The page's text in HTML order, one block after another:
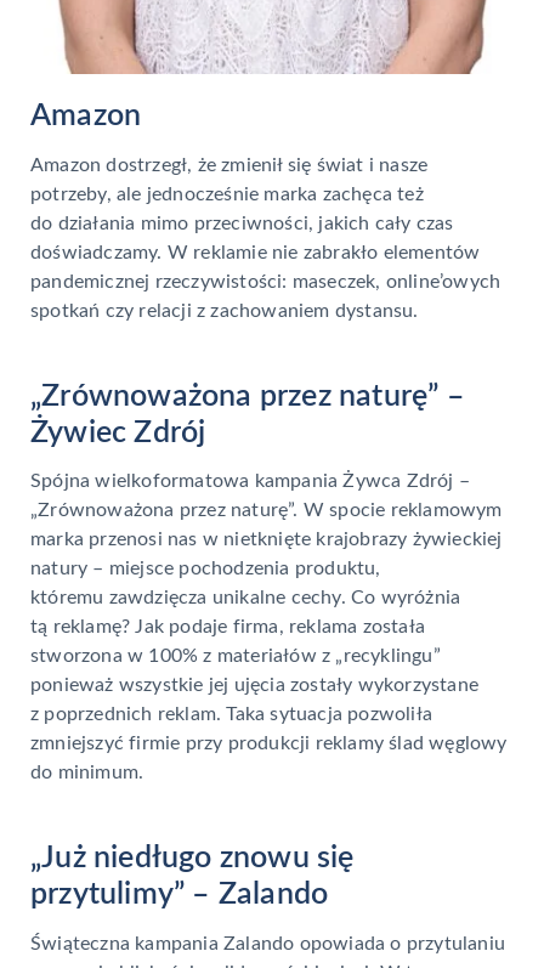
Amazon
Amazon dostrzegł, że zmienił się świat i nasze
potrzeby, ale jednocześnie marka zachęca też
do działania mimo przeciwności, jakich cały czas
doświadczamy. W reklamie nie zabrakło elementów
pandemicznej rzeczywistości: maseczek, online’owych
spotkań czy relacji z zachowaniem dystansu.
„Zrównoważona przez naturę” –
Żywiec Zdrój
Spójna wielkoformatowa kampania Żywca Zdrój –
„Zrównoważona przez naturę”. W spocie reklamowym
marka przenosi nas w nietknięte krajobrazy żywieckiej
natury – miejsce pochodzenia produktu,
któremu zawdzięcza unikalne cechy. Co wyróżnia
tą reklamę? Jak podaje firma, reklama została
stworzona w 100% z materiałów z „recyklingu”
ponieważ wszystkie jej ujęcia zostały wykorzystane
z poprzednich reklam. Taka sytuacja pozwoliła
zmniejszyć firmie przy produkcji reklamy ślad węglowy
do minimum.
„Już niedługo znowu się
przytulimy” – Zalando
Świąteczna kampania Zalando opowiada o przytulaniu